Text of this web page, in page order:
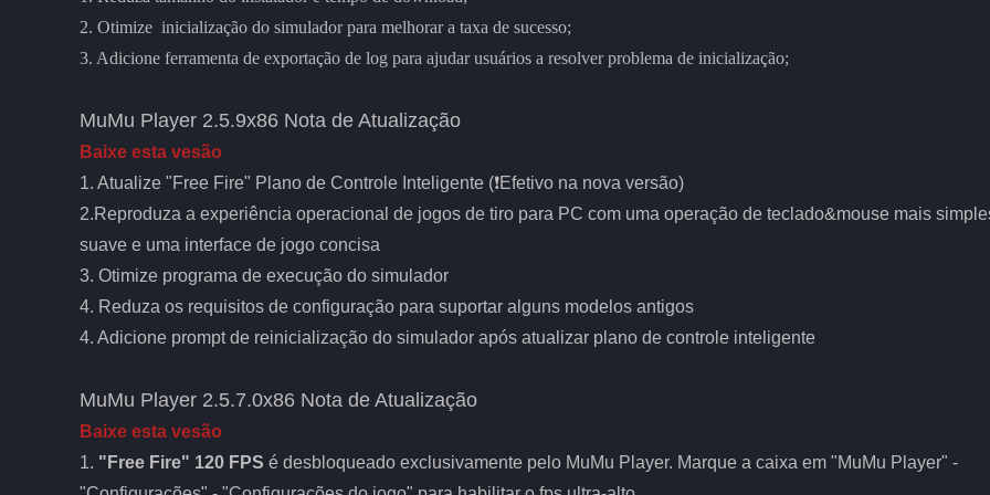
2. Otimize inicialização do simulador para melhorar a taxa de sucesso;
3. Adicione ferramenta de exportação de log para ajudar usuários a resolver problema de inicialização;
MuMu Player 2.5.9x86 Nota de Atualização
Baixe esta vesão
1. Atualize "Free Fire" Plano de Controle Inteligente (❗Efetivo na nova versão)
2.Reproduza a experiência operacional de jogos de tiro para PC com uma operação de teclado&mouse mais
suave e uma interface de jogo concisa
3. Otimize programa de execução do simulador
4. Reduza os requisitos de configuração para suportar alguns modelos antigos
4. Adicione prompt de reinicialização do simulador após atualizar plano de controle inteligente
MuMu Player 2.5.7.0x86 Nota de Atualização
Baixe esta vesão
1. "Free Fire" 120 FPS é desbloqueado exclusivamente pelo MuMu Player. Marque a caixa em "MuMu Player" -